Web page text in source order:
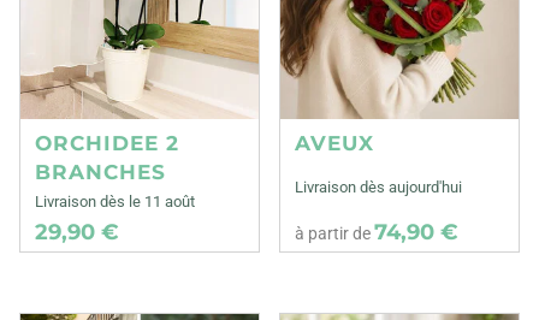
ORCHIDEE 2
BRANCHES
Livraison dès le 11 août
29,90 €
AVEUX
Livraison dès aujourd'hui
à partir de74,90 €